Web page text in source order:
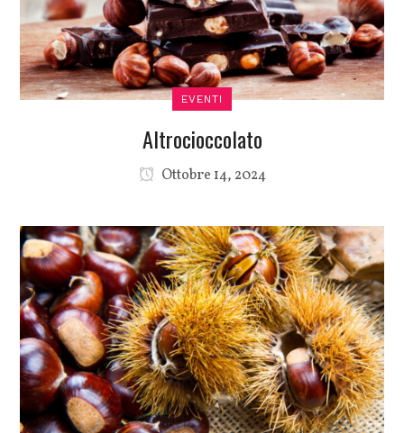
EVENTI
Altrocioccolato
Ottobre 14, 2024